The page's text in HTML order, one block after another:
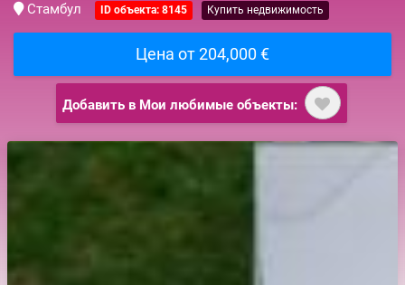
Стамбул ID объекта: 8145 Купить недвижимость
Цена от 204,000 €
Добавить в Мои любимые объекты: